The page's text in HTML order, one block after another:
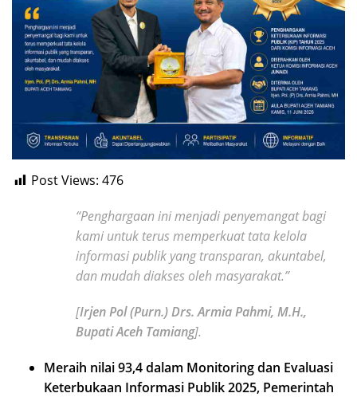
Post Views: 476
“Penghargaan ini menjadi penyemangat bagi
kami untuk terus memperkuat tata kelola
informasi publik yang transparan, akuntabel,
dan mudah diakses oleh masyarakat.”
[Irjen Pol (Purn.) Drs. Armia Pahmi, M.H.,
Bupati Aceh Tamiang].
Meraih nilai 93,4 dalam Monitoring dan Evaluasi
Keterbukaan Informasi Publik 2025, Pemerintah